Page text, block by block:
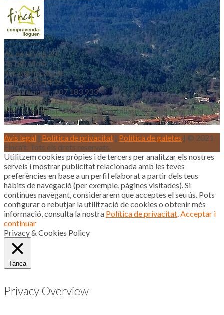
Av. de la Vila 20
08180 Moià
fincat@fincat.cat
Tel. 93 830 14 35
Mòbil lloguer: 607 183 933
Mòbil vendes: 646 853 559
Inscrits al registre d’agents immobiliaris de Catalunya aicat
4188
Avis legal | Política de privacitat | Política de galetes | © 2021
Finca't. Tots els drets reservats.
Utilitzem cookies pròpies i de tercers per analitzar els nostres
serveis i mostrar publicitat relacionada amb les teves
preferències en base a un perfil elaborat a partir dels teus
hàbits de navegació (per exemple, pàgines visitades). Si
continues navegant, considerarem que acceptes el seu ús. Pots
configurar o rebutjar la utilització de cookies o obtenir més
informació, consulta la nostra Política de privacitat Acceptar i
continuar
Privacy & Cookies Policy
Tanca
Privacy Overview